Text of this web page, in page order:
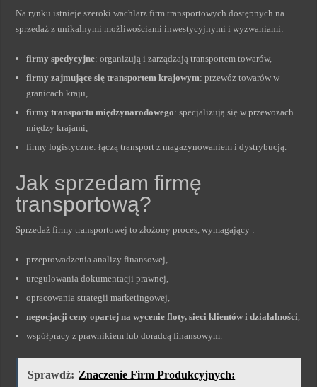
Na rynku istnieje szeroki wachlarz firm transportowych dostępnych na
sprzedaż z unikalnymi możliwościami inwestycyjnymi i wyzwaniami:
firmy spedycyjne: organizują i zarządzają transportem towarów,
firmy zajmujące się transportem krajowym: przewóz towarów w
granicach kraju,
firmy transportu międzynarodowego: specjalizują się w przewozach
między krajami,
firmy logistyczne: łączą transport z magazynowaniem i dystrybucją.
Jak sprzedam firmę
transportową?
Sprzedaż firmy transportowej to złożony proces, wymagający :
przeprowadzenia analizy finansowej,
uregulowania dokumentacji prawnej,
opracowania strategii marketingowej,
negocjacji ceny opartej na wycenie floty, sieci klientów i działalności,
współpracy z prawnikiem lub doradcą finansowym.
Sprawdź: Znaczenie Firm Produkcyjnych: